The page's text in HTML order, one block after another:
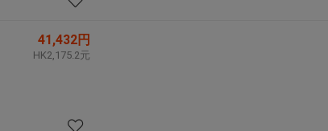
41,432円
HK2,175.2元